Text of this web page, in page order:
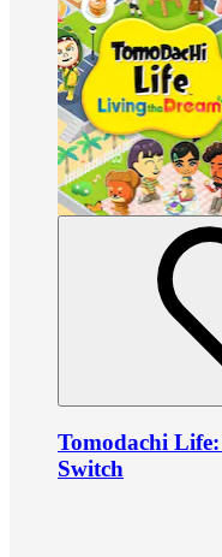
Tomodachi
Switch